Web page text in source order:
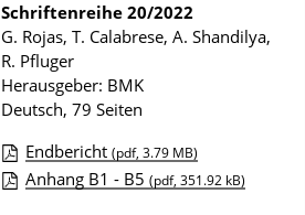
i
o
n
Schriftenreihe 20/2022
G. Rojas, T. Calabrese, A. Shandilya,
R. Pfluger
Herausgeber: BMK
Deutsch, 79 Seiten
D
Endbericht (pdf, 3.79 MB)
Anhang B1 - B5 (pdf, 351.92 kB)